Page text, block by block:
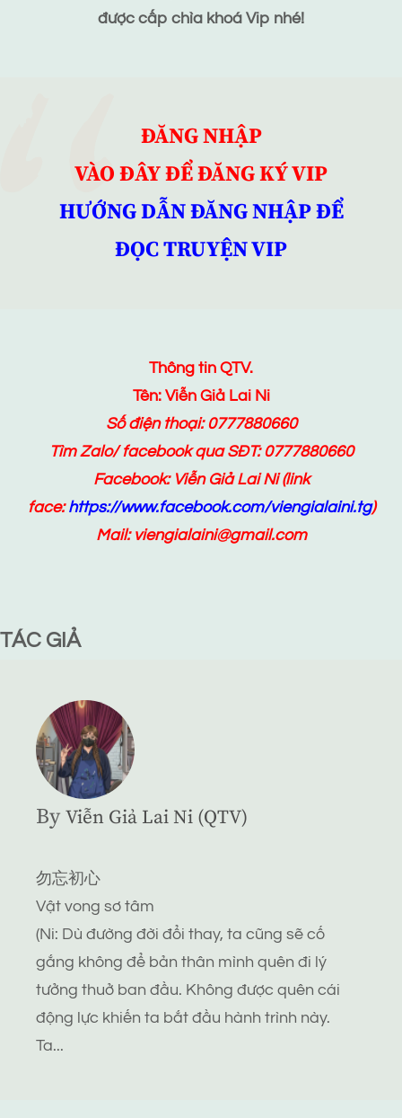
được cấp chìa khoá Vip nhé!
ĐĂNG NHẬP
VÀO ĐÂY ĐỂ ĐĂNG KÝ VIP
HƯỚNG DẪN ĐĂNG NHẬP ĐỂ
ĐỌC TRUYỆN VIP
Thông tin QTV.
Tên: Viễn Giả Lai Ni
Số điện thoại: 0777880660
Tìm Zalo/ facebook qua SĐT: 0777880660
Facebook: Viễn Giả Lai Ni(link
face:https://www.facebook.com/viengialaini.tg)
Mail: viengialaini@gmail.com
TÁC GIẢ
By Viễn Giả Lai Ni (QTV)
勿忘初心
Vật vong sơ tâm
(Ni: Dù đường đời đổi thay, ta cũng sẽ cố
gắng không để bản thân mình quên đi lý
tưởng thuở ban đầu. Không được quên cái
động lực khiến ta bắt đầu hành trình này.
Ta...